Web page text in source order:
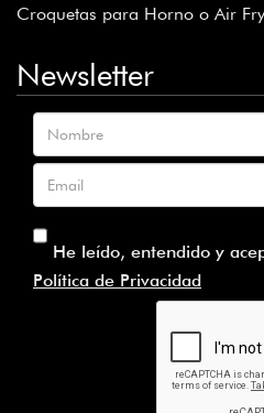
Croquetas para Horno o Air
Newsletter
Nombre
Email
He leído, entendido y
Política de Privacidad